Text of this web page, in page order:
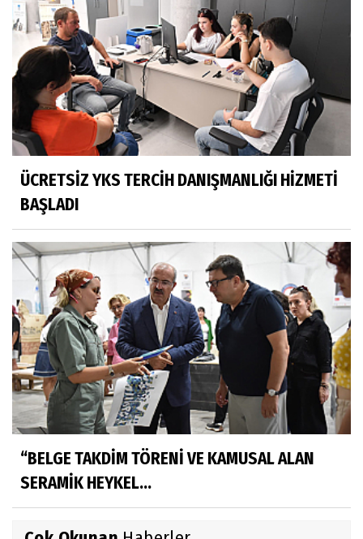
ÜCRETSİZ YKS TERCİH DANIŞMANLIĞI HİZMETİ
BAŞLADI
“BELGE TAKDİM TÖRENİ VE KAMUSAL ALAN
SERAMİK HEYKEL...